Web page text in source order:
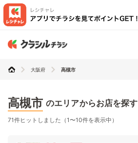
大阪府 高槻市
高槻市 のエリアからお店を探す
71件ヒットしました（1〜10件を表示中）